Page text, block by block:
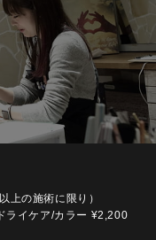
上の施術に限り）
ライケア/カラー ¥2,200